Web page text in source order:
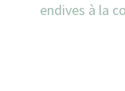
endives à la